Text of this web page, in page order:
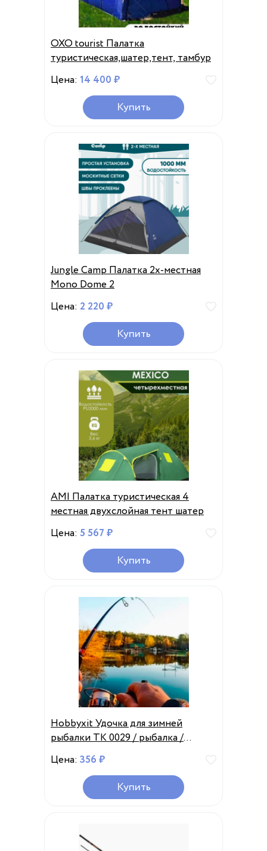
OXO tourist Палатка
туристическая,шатер,тент, тамбур
Цена: 14 400 ₽
Купить
Jungle Camp Палатка 2х-местная
Mono Dome 2
Цена: 2 220 ₽
Купить
AMI Палатка туристическая 4
местная двухслойная тент шатер
Цена: 5 567 ₽
Купить
Hobbyxit Удочка для зимней
рыбалки ТК 0029 / рыбалка /
туризм
Цена: 356 ₽
Купить